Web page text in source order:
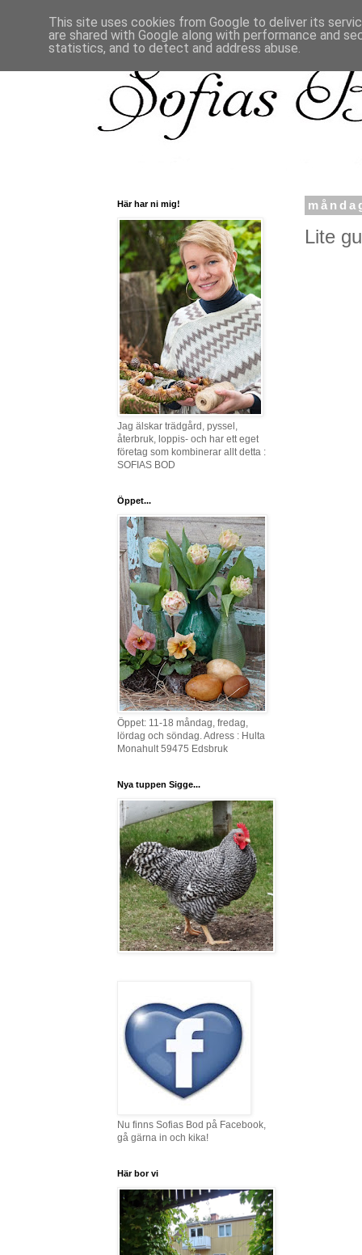
Lite
Här har ni mig!
Jag älskar trädgård, pyssel,
återbruk, loppis- och har ett eget
företag som kombinerar allt detta :
SOFIAS BOD
Öppet...
Öppet: 11-18 måndag, fredag,
lördag och söndag. Adress : Hulta
Monahult 59475 Edsbruk
Nya tuppen Sigge...
Nu finns Sofias Bod på Facebook,
gå gärna in och kika!
Här bor vi
This site uses cookies from Google to deliver its
are shared with Google along with performance and
statistics, and to detect and address abuse.